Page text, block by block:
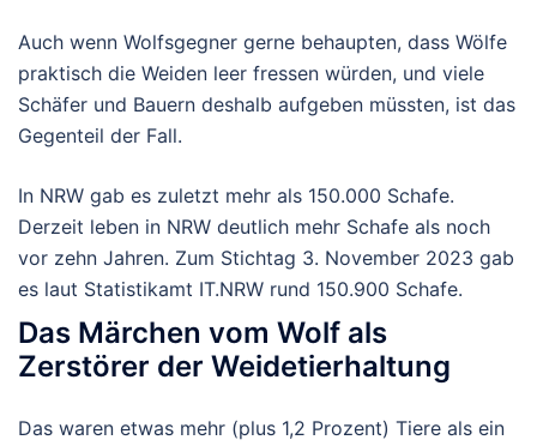
Auch wenn Wolfsgegner gerne behaupten, dass Wölfe
praktisch die Weiden leer fressen würden, und viele
Schäfer und Bauern deshalb aufgeben müssten, ist das
Gegenteil der Fall.
In NRW gab es zuletzt mehr als 150.000 Schafe.
Derzeit leben in NRW deutlich mehr Schafe als noch
vor zehn Jahren. Zum Stichtag 3. November 2023 gab
es laut Statistikamt IT.NRW rund 150.900 Schafe.
Das Märchen vom Wolf als
Zerstörer der Weidetierhaltung
Das waren etwas mehr (plus 1,2 Prozent) Tiere als ein